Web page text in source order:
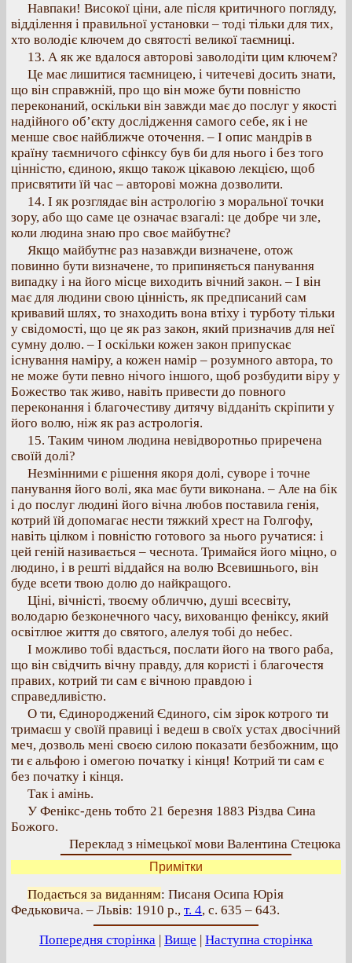
Навпаки! Високої ціни, але після критичного погляду,
відділення і правильної установки – тоді тільки для тих,
хто володіє ключем до святості великої таємниці.
13. А як же вдалося авторові заволодіти цим ключем?
Це має лишитися таємницею, і читечеві досить знати,
що він справжній, про що він може бути повністю
переконаний, оскільки він завжди має до послуг у якості
надійного об’єкту дослідження самого себе, як і не
менше своє найближче оточення. – І опис мандрів в
країну таємничого сфінксу був би для нього і без того
цінністю, єдиною, якщо також цікавою лекцією, щоб
присвятити їй час – авторові можна дозволити.
14. І як розглядає він астрологію з моральної точки
зору, або що саме це означає взагалі: це добре чи зле,
коли людина знаю про своє майбутнє?
Якщо майбутнє раз назавжди визначене, отож
повинно бути визначене, то припиняється панування
випадку і на його місце виходить вічний закон. – І він
має для людини свою цінність, як предписаний сам
кривавий шлях, то знаходить вона втіху і турботу тільки
у свідомості, що це як раз закон, який призначив для неї
сумну долю. – І оскільки кожен закон припускає
існування наміру, а кожен намір – розумного автора, то
не може бути певно нічого іншого, щоб розбудити віру у
Божество так живо, навіть привести до повного
переконання і благочестиву дитячу відданіть скріпити у
його волю, ніж як раз астрологія.
15. Таким чином людина невідворотньо приречена
своїй долі?
Незмінними є рішення якоря долі, суворе і точне
панування його волі, яка має бути виконана. – Але на бік
і до послуг людині його вічна любов поставила генія,
котрий їй допомагає нести тяжкий хрест на Голгофу,
навіть цілком і повністю готового за нього ручатися: і
цей геній називається – чеснота. Тримайся його міцно, о
людино, і в решті віддайся на волю Всевишнього, він
буде всети твою долю до найкращого.
Ціні, вічністі, твоєму обличчю, душі всесвіту,
володарю безконечного часу, вихованцю феніксу, який
освітлюе життя до святого, алелуя тобі до небес.
І можливо тобі вдасться, послати його на твого раба,
що він свідчить вічну правду, для користі і благочестя
правих, котрий ти сам є вічною правдою і
справедливістю.
О ти, Єдинороджений Єдиного, сім зірок котрого ти
тримаєш у своїй правиці і ведеш в своїх устах двосічний
меч, дозволь мені своєю силою показати безбожним, що
ти є альфою і омегою початку і кінця! Котрий ти сам є
без початку і кінця.
Так і амінь.
У Фенікс-день тобто 21 березня 1883 Різдва Сина
Божого.
Переклад з німецької мови Валентина Стецюка
Примітки
Подається за виданням: Писаня Осипа Юрія
Федьковича. – Львів: 1910 р., т. 4, с. 635 – 643.
Попередня сторінка | Вище | Наступна сторінка